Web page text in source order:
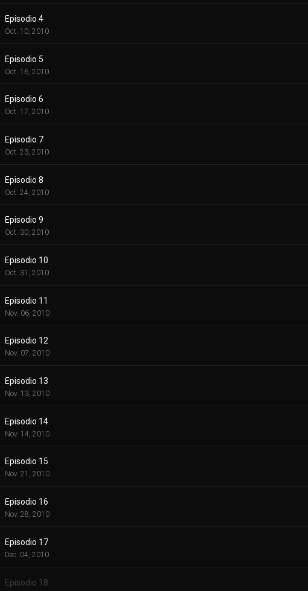
Episodio 4
Oct. 10, 2010
Episodio 5
Oct. 16, 2010
Episodio 6
Oct. 17, 2010
Episodio 7
Oct. 23, 2010
Episodio 8
Oct. 24, 2010
Episodio 9
Oct. 30, 2010
Episodio 10
Oct. 31, 2010
Episodio 11
Nov. 06, 2010
Episodio 12
Nov. 07, 2010
Episodio 13
Nov. 13, 2010
Episodio 14
Nov. 14, 2010
Episodio 15
Nov. 21, 2010
Episodio 16
Nov. 28, 2010
Episodio 17
Dec. 04, 2010
Episodio 18